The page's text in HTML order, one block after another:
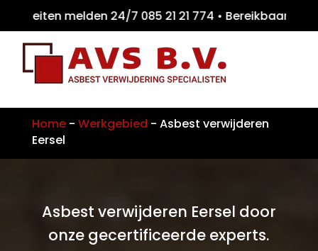
melden 24/7 085 21 21 774 •
Home- Werkgebied - Asbest verwijderen
Eersel
Asbest verwijderen Eersel door
onze gecertificeerde experts.